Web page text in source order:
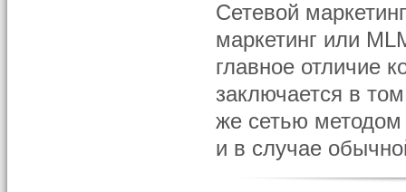
Сетевой
маркетинг или
главное отличие
заключается в
же сетью методом
и в случае